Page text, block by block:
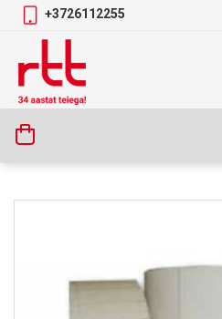
Skip
content
+3726112255
Tootekategooriad